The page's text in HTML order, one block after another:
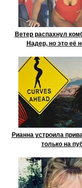
Ветер распахнул
Надер, но это её
Рианна устроила
только на